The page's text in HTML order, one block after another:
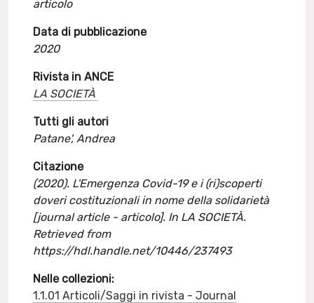
articolo
Data di pubblicazione
2020
Rivista in ANCE
LA SOCIETÀ
Tutti gli autori
Patane', Andrea
Citazione
(2020). L'Emergenza Covid-19 e i (ri)scoperti
doveri costituzionali in nome della solidarietà
[journal article - articolo]. In LA SOCIETÀ.
Retrieved from
https://hdl.handle.net/10446/237493
Nelle collezioni:
1.1.01 Articoli/Saggi in rivista - Journal